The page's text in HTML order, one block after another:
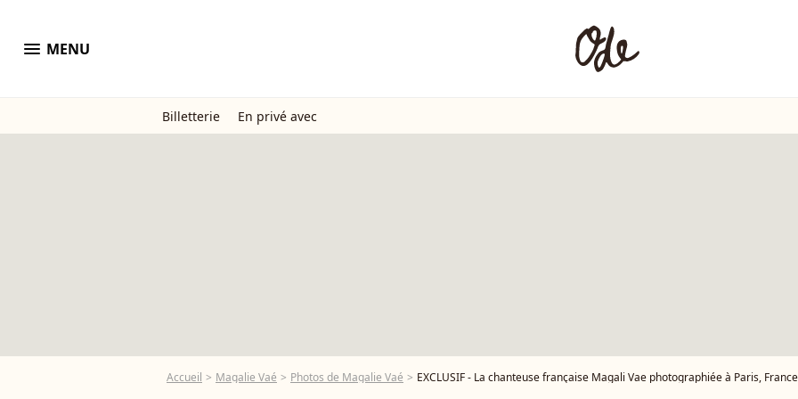
menu MENU
Billetterie En privé avec
Accueil Magalie Vaé Photos de Magalie Vaé EXCLUSIF - La chanteuse française Magali Vae photographiée à Paris, France, en